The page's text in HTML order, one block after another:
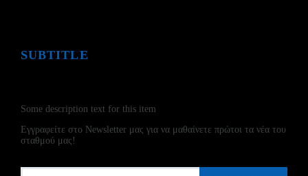
SUBTITLE
Some description text for this item
Εγγραφείτε στο Newsletter μας για να μαθαίνετε πρώτοι τα νέα του
σταθμού μας!